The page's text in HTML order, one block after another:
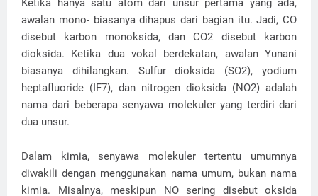
Ketika hanya satu atom dari unsur pertama yang ada,
awalan mono- biasanya dihapus dari bagian itu. Jadi, CO
disebut karbon monoksida, dan CO2 disebut karbon
dioksida. Ketika dua vokal berdekatan, awalan Yunani
biasanya dihilangkan. Sulfur dioksida (SO2), yodium
heptafluoride (IF7), dan nitrogen dioksida (NO2) adalah
nama dari beberapa senyawa molekuler yang terdiri dari
dua unsur.
Dalam kimia, senyawa molekuler tertentu umumnya
diwakili dengan menggunakan nama umum, bukan nama
kimia. Misalnya, meskipun NO sering disebut oksida